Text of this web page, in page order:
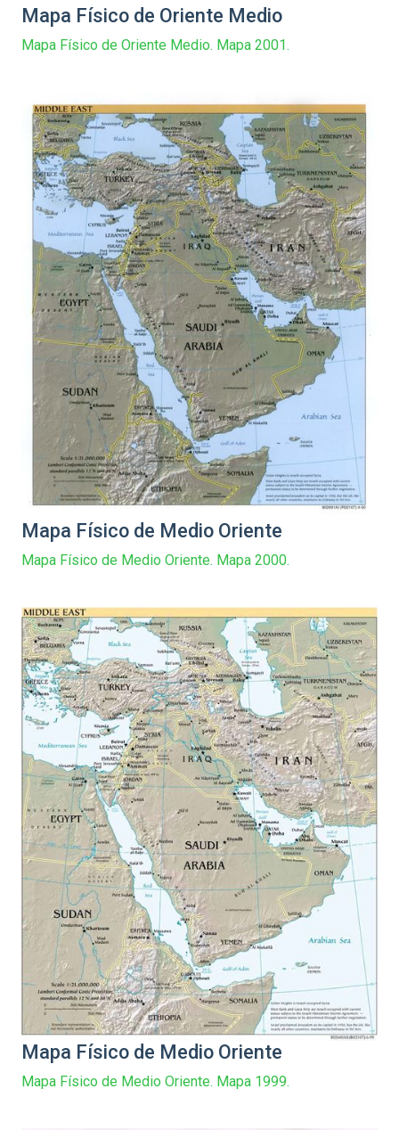
Mapa Físico de Oriente Medio
Mapa Físico de Oriente Medio. Mapa 2001.
Mapa Físico de Medio Oriente
Mapa Físico de Medio Oriente. Mapa 2000.
Mapa Físico de Medio Oriente
Mapa Físico de Medio Oriente. Mapa 1999.